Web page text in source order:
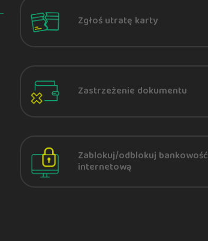
Zgłoś utratę karty
Zastrzeżenie dokumentu
Zablokuj/odblokuj bankowość
internetową